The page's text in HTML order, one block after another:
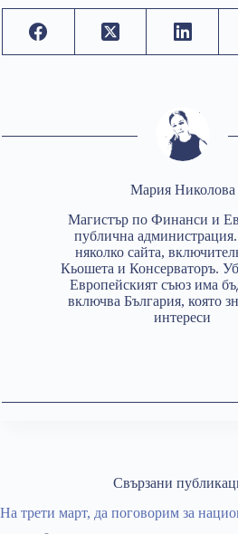
Мария Николова
Магистър по Финанси и
публична
няколко сайта,
Кьошета и Консерваторъ.
Европейският съюз има
включва България, която
интереси
Свързани
На трети март, да поговорим за